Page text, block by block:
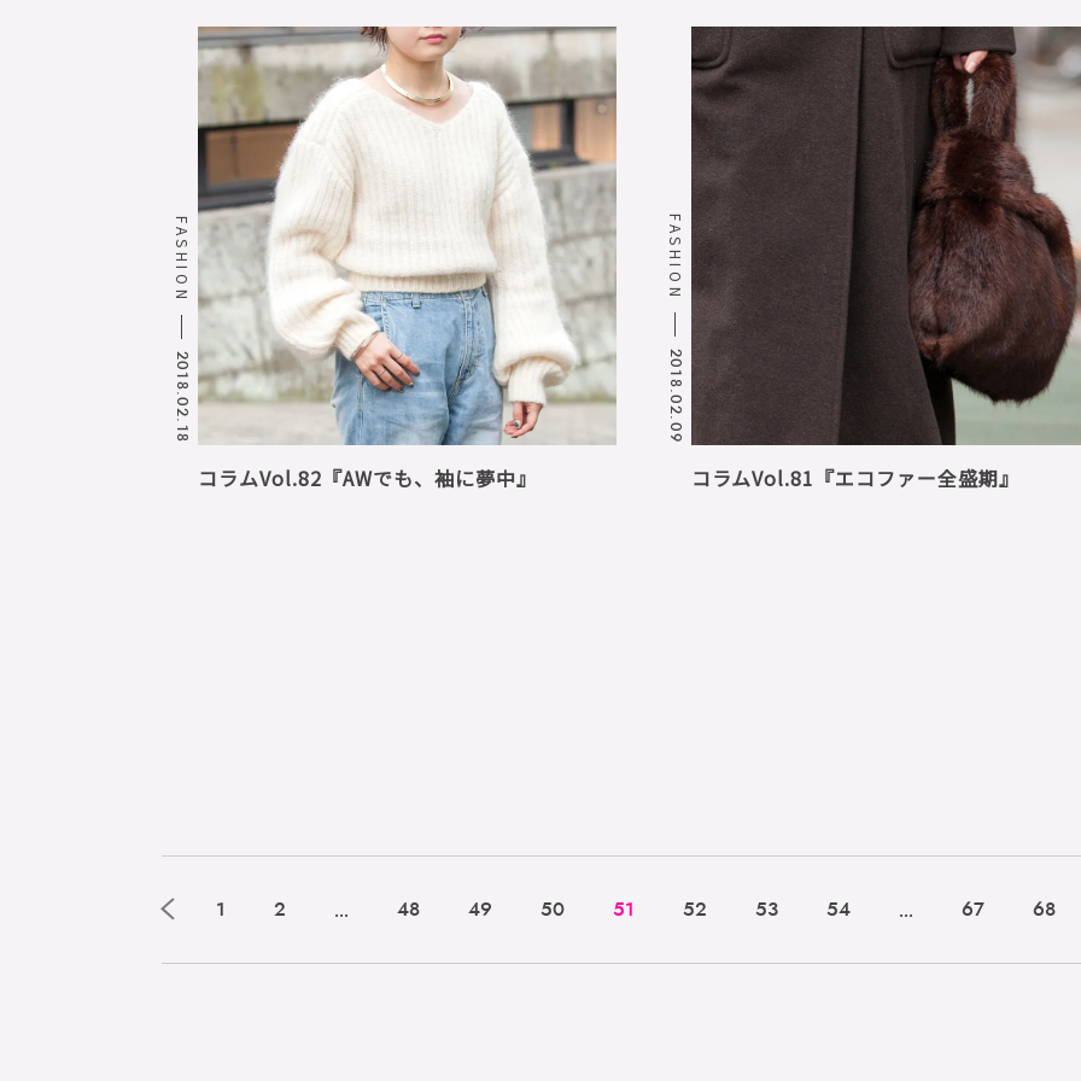
FASHION
2018.02.18
コラムVol.82『AWでも、袖に夢中』
FASHION
2018.02.09
コラムVol.81『エコファー全盛期』
‹ 1 2 ... 48 49 50 51 52 53 54 ... 67 68